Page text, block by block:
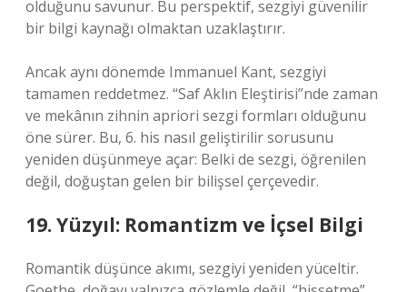
olduğunu savunur. Bu perspektif, sezgiyi güvenilir
bir bilgi kaynağı olmaktan uzaklaştırır.
Ancak aynı dönemde Immanuel Kant, sezgiyi
tamamen reddetmez. “Saf Aklın Eleştirisi”nde zaman
ve mekânın zihnin apriori sezgi formları olduğunu
öne sürer. Bu, 6. his nasıl geliştirilir sorusunu
yeniden düşünmeye açar: Belki de sezgi, öğrenilen
değil, doğuştan gelen bir bilişsel çerçevedir.
19. Yüzyıl: Romantizm ve İçsel Bilgi
Romantik düşünce akımı, sezgiyi yeniden yüceltir.